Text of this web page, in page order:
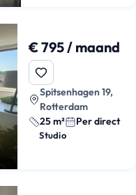
€ 795 / maand
Spitsenhagen 19,
Rotterdam
25 m²
Per direct
Studio